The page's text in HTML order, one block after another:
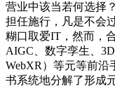
营业中该当若何选择
担任施行，凡是不会
糊口取爱IT，然而，
AIGC、数字孪生、
WebXR）等元等前沿
书系统地分解了形成